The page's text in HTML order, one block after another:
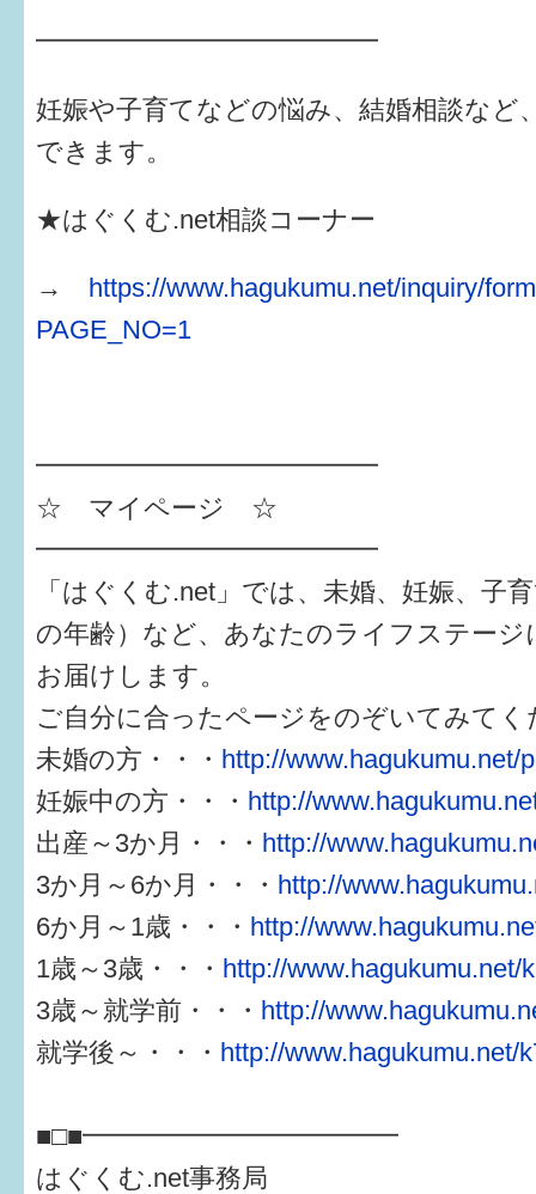
━━━━━━━━━━━━━
妊娠や子育てなどの悩み、結婚相談など
できます。
★はぐくむ.net相談コーナー
→ https://www.hagukumu.net/inquiry/
PAGE_NO=1
━━━━━━━━━━━━━
☆ マイページ ☆
━━━━━━━━━━━━━
「はぐくむ.net」では、未婚、妊娠、子
の年齢）など、あなたのライフステージ
お届けします。
ご自分に合ったページをのぞいてみてく
未婚の方・・・ http://www.hagukumu.net/
妊娠中の方・・・ http://
出産～3か月・・・ http://
3か月～6か月・・・ http://
6か月～1歳・・・ http://
1歳～3歳・・・ http://www.hagukumu.net/
3歳～就学前・・・ http://
就学後～・・・ http://www.hagukumu.net/
■□■━━━━━━━━━━━━
はぐくむ.net事務局